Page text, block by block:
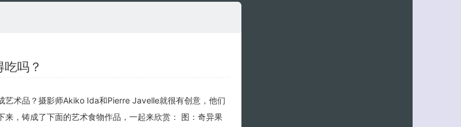
吗？
艺术品？摄影师Akiko Ida和Pierre Javelle就很有创意，他们
，铸成了下面的艺术食物作品，一起来欣赏： 图：奇异果